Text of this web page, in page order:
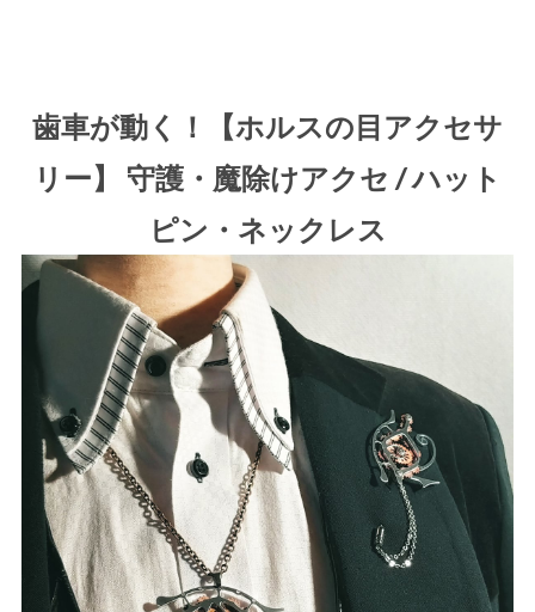
歯車が動く！【ホルスの目アクセサ
リー】 守護・魔除けアクセ / ハット
ピン・ネックレス